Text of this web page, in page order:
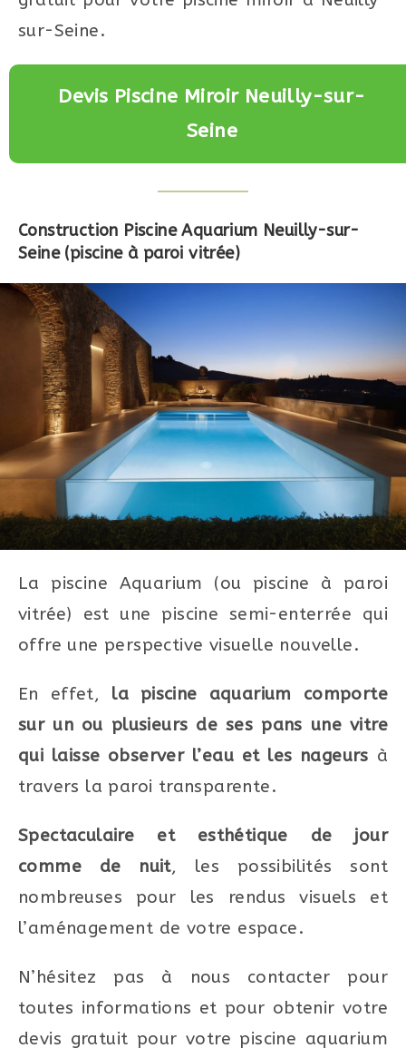
sur-Seine.
Devis Piscine Miroir Neuilly-sur-
Seine
Construction Piscine Aquarium Neuilly-sur-
Seine (piscine à paroi vitrée)
La piscine Aquarium (ou piscine à paroi
vitrée) est une piscine semi-enterrée qui
offre une perspective visuelle nouvelle.
En effet, la piscine aquarium comporte
sur un ou plusieurs de ses pans une vitre
qui laisse observer l’eau et les nageurs à
travers la paroi transparente.
Spectaculaire et esthétique de jour
comme de nuit, les possibilités sont
nombreuses pour les rendus visuels et
l’aménagement de votre espace.
N’hésitez pas à nous contacter pour
toutes informations et pour obtenir votre
devis gratuit pour votre piscine aquarium